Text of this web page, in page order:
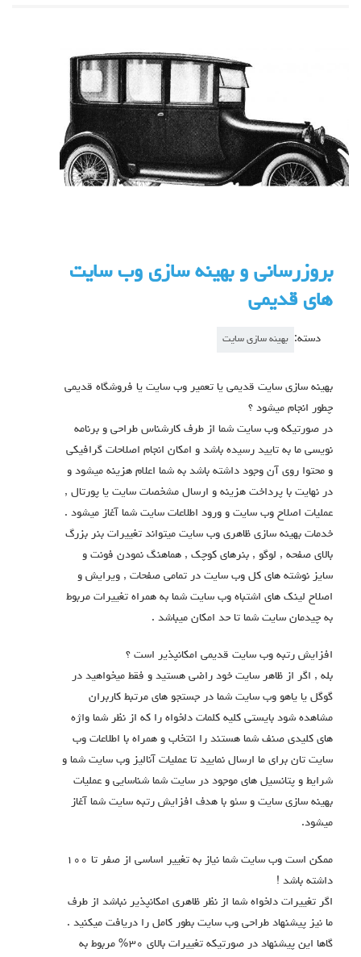
بروزرسانی و بهینه سازی وب سایت
های قدیمی
دسته: بهینه سازی سایت
بهینه سازی سایت قدیمی یا تعمیر وب سایت یا فروشگاه قدیمی
چطور انجام میشود ؟
در صورتیکه وب سایت شما از طرف کارشناس طراحی و برنامه
نویسی ما به تایید رسیده باشد و امکان انجام اصلاحات گرافیکی
و محتوا روی آن وجود داشته باشد به شما اعلام هزینه میشود و
در نهایت با پرداخت هزینه و ارسال مشخصات سایت یا پورتال ,
عملیات اصلاح وب سایت و ورود اطلاعات سایت شما آغاز میشود .
خدمات بهینه سازی ظاهری وب سایت میتواند تغییرات بنر بزرگ
بالای صفحه , لوگو , بنرهای کوچک , هماهنگ نمودن فونت و
سایز نوشته های کل وب سایت در تمامی صفحات , ویرایش و
اصلاح لینک های اشتباه وب سایت شما به همراه تغییرات مربوط
به چیدمان سایت شما تا حد امکان میباشد .
افزایش رتبه وب سایت قدیمی امکانپذیر است ؟
بله , اگر از ظاهر سایت خود راضی هستید و فقط میخواهید در
گوگل یا یاهو وب سایت شما در جستجو های مرتبط کاربران
مشاهده شود بایستی کلیه کلمات دلخواه را که از نظر شما واژه
های کلیدی صنف شما هستند را انتخاب و همراه با اطلاعات وب
سایت تان برای ما ارسال نمایید تا عملیات آنالیز وب سایت شما و
شرایط و پتانسیل های موجود در سایت شما شناسایی و عملیات
بهینه سازی سایت و سئو با هدف افزایش رتبه سایت شما آغاز
میشود.
ممکن است وب سایت شما نیاز به تغییر اساسی از صفر تا ۱۰۰
داشته باشد !
اگر تغییرات دلخواه شما از نظر ظاهری امکانپذیر نباشد از طرف
ما نیز پیشنهاد طراحی وب سایت بطور کامل را دریافت میکنید .
گاها این پیشنهاد در صورتیکه تغییرات بالای ۳۰% مربوط به